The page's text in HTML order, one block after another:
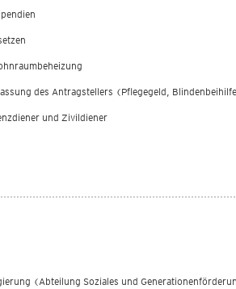
des Antragstellers (Pflegegeld,
und Zivildiener
(Abteilung Soziales und